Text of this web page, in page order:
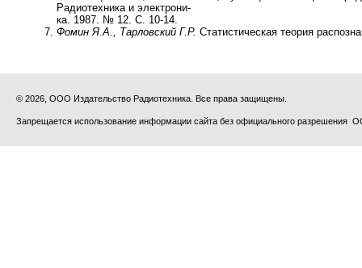
Радиотехника и электрони-
ка. 1987. № 12. С. 10-14.
Фомин Я.А., Тарловский Г.Р. Статистическая теория
© 2026, ООО Издательство Радиотехника. Все права защищены.
Запрещается использование информации сайта без официального разрешения